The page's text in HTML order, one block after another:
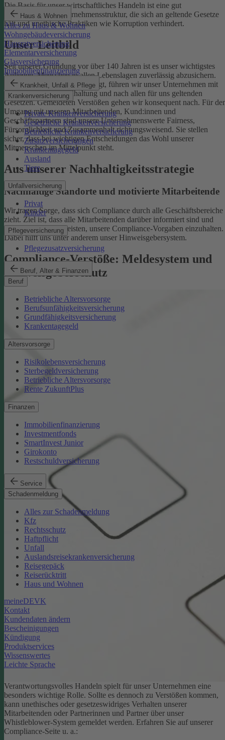
Haus & Wohnen
Alles zu Haus & Wohnen
Wohngebäudeversicherung
Hausratversicherung
Elementarversicherung
Glasversicherung
Immobilienfinanzierung
Krankheit, Unfall & Pflege
Krankenversicherung
Private Krankenversicherung
Gesetzliche Krankenversicherung
Betriebliche Krankenversicherung
Zusatzversicherungen
Krankentagegeld
Ausland
Tiere
Unfallversicherung
Privat
Kinder
Pflegeversicherung
Pflegezusatzversicherung
Beruf, Alter & Finanzen
Beruf
Betriebliche Altersvorsorge
Berufsunfähigkeitsversicherung
Grundfähigkeitsversicherung
Krankentagegeld
Altersvorsorge
Risikolebensversicherung
Sterbegeldversicherung
Betriebliche Altersvorsorge
Rente ZukunftPlus
Finanzen
Immobilienfinanzierung
Investmentfonds
SmartInvest Junior
Girokonto
Restschuldversicherung
Service
Schadenmeldung
Alles zur Schadenmeldung
Kfz
Rechtsschutz
Haftpflicht
Unfall
Auslandsreisekrankenversicherung
Reisegepäck
Reiserücktritt
Haus und Wohnen
meineDEVK
Kontakt
Kundendaten ändern
Bescheinigungen
Kündigung
Produktservices
Wissenswertes
Leichte Sprache
Die Basis für unser wirtschaftliches Handeln ist eine gut
funktionierende Unternehmensstruktur, die sich an geltende Gesetze
hält und unethische Praktiken wie Korruption verhindert.
Unser Leitbild
Seit unserer Gründung vor über 140 Jahren ist es unser wichtigstes
Anliegen, Menschen in allen Lebenslagen zuverlässig abzusichern.
Damit uns das weiterhin gelingt, führen wir unser Unternehmen mit
einer ethischen Grundhaltung und nach allen für uns geltenden
Gesetzen. Gemeldeten Verstößen gehen wir konsequent nach. Für
Umgang mit unseren Mitarbeitenden, Kund:innen und
Geschäftspartnern sind unsere Unternehmenswerte Fairness,
Fürsorglichkeit und Zusammenhalt richtungsweisend. Sie stellen
sicher, dass bei wichtigen Entscheidungen das Wohl unserer
Mitmenschen im Mittelpunkt steht.
Aus unserer Nachhaltigkeitsstrategie
Nachhaltige Standorte und motivierte Mitarbeitende
Wir tragen Sorge, dass sich Compliance durch alle Geschäftsbereiche
zieht. Ziel ist, dass alle Mitarbeitenden darüber informiert sind und
einen Beitrag dazu leisten, unsere Compliance-Vorgaben einzuhalten.
Dabei hilft uns unter anderem unser Hinweisgebersystem.
Compliance-Verstöße: Meldesystem und
Hinweisgeberschutz
Verantwortungsvolles Handeln spielt für unser Unternehmen eine
besonders wichtige Rolle. Sollte es dennoch zu Verstößen kommen,
kann unethisches oder gesetzeswidriges Verhalten unserer
Mitarbeitenden oder Partnerinnen und Partner über unser
Whistleblower-System gemeldet werden. Erfahren Sie auf unserer
Compliance-Seite u. a.: